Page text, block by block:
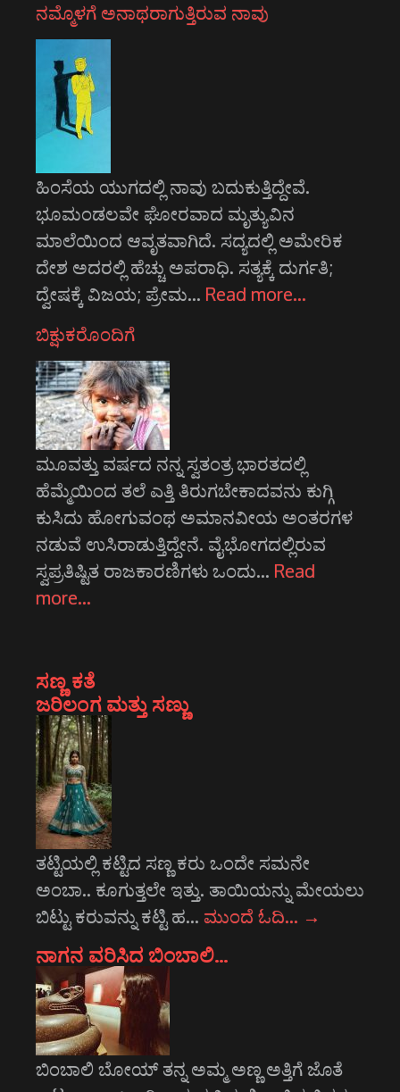
ನಮ್ಮೊಳಗೆ ಅನಾಥರಾಗುತ್ತಿರುವ ನಾವು
ಹಿಂಸೆಯ ಯುಗದಲ್ಲಿ ನಾವು ಬದುಕುತ್ತಿದ್ದೇವೆ.
ಭೂಮಂಡಲವೇ ಘೋರವಾದ ಮೃತ್ಯುವಿನ
ಮಾಲೆಯಿಂದ ಆವೃತವಾಗಿದೆ. ಸದ್ಯದಲ್ಲಿ ಅಮೇರಿಕ
ದೇಶ ಅದರಲ್ಲಿ ಹೆಚ್ಚು ಅಪರಾಧಿ. ಸತ್ಯಕ್ಕೆ ದುರ್ಗತಿ;
ದ್ವೇಷಕ್ಕೆ ವಿಜಯ; ಪ್ರೇಮ… Read more…
ಬಿಕ್ಷುಕರೊಂದಿಗೆ
ಮೂವತ್ತು ವರ್ಷದ ನನ್ನ ಸ್ವತಂತ್ರ ಭಾರತದಲ್ಲಿ
ಹೆಮ್ಮೆಯಿಂದ ತಲೆ ಎತ್ತಿ ತಿರುಗಬೇಕಾದವನು ಕುಗ್ಗಿ
ಕುಸಿದು ಹೋಗುವಂಥ ಅಮಾನವೀಯ ಅಂತರಗಳ
ನಡುವೆ ಉಸಿರಾಡುತ್ತಿದ್ದೇನೆ. ವೈಭೋಗದಲ್ಲಿರುವ
ಸ್ವಪ್ರತಿಷ್ಟಿತ ರಾಜಕಾರಣಿಗಳು ಒಂದು… Read
more…
ಸಣ್ಣ ಕತೆ
ಜರಿಲಂಗ ಮತ್ತು ಸಣ್ಣು
ತಟ್ಟಿಯಲ್ಲಿ ಕಟ್ಟಿದ ಸಣ್ಣ ಕರು ಒಂದೇ ಸಮನೇ
ಅಂಬಾ.. ಕೂಗುತ್ತಲೇ ಇತ್ತು. ತಾಯಿಯನ್ನು ಮೇಯಲು
ಬಿಟ್ಟು ಕರುವನ್ನು ಕಟ್ಟಿ ಹ… ಮುಂದೆ ಓದಿ… →
ನಾಗನ ವರಿಸಿದ ಬಿಂಬಾಲಿ…
ಬಿಂಬಾಲಿ ಬೋಯ್ ತನ್ನ ಅಮ್ಮ ಅಣ್ಣ ಅತ್ತಿಗೆ ಜೊತೆ